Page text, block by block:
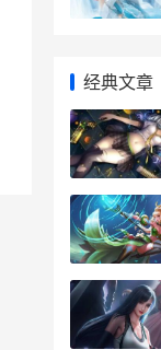
经典文章